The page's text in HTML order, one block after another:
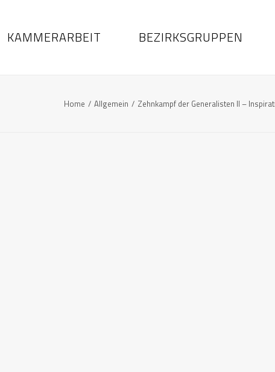
KAMMERARBEIT BEZIRKSGRUPPEN
Home Allgemein Zehnkampf der Generalisten II –